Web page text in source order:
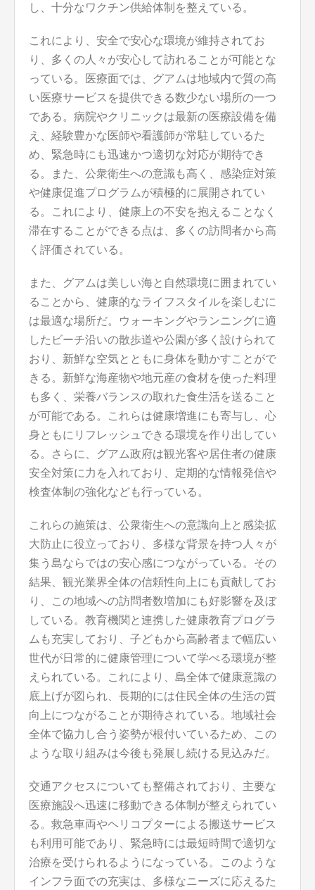
し、十分なワクチン供給体制を整えている。
これにより、安全で安心な環境が維持されてお
り、多くの人々が安心して訪れることが可能とな
っている。医療面では、グアムは地域内で質の高
い医療サービスを提供できる数少ない場所の一つ
である。病院やクリニックは最新の医療設備を備
え、経験豊かな医師や看護師が常駐しているた
め、緊急時にも迅速かつ適切な対応が期待でき
る。また、公衆衛生への意識も高く、感染症対策
や健康促進プログラムが積極的に展開されてい
る。これにより、健康上の不安を抱えることなく
滞在することができる点は、多くの訪問者から高
く評価されている。
また、グアムは美しい海と自然環境に囲まれてい
ることから、健康的なライフスタイルを楽しむに
は最適な場所だ。ウォーキングやランニングに適
したビーチ沿いの散歩道や公園が多く設けられて
おり、新鮮な空気とともに身体を動かすことがで
きる。新鮮な海産物や地元産の食材を使った料理
も多く、栄養バランスの取れた食生活を送ること
が可能である。これらは健康増進にも寄与し、心
身ともにリフレッシュできる環境を作り出してい
る。さらに、グアム政府は観光客や居住者の健康
安全対策に力を入れており、定期的な情報発信や
検査体制の強化なども行っている。
これらの施策は、公衆衛生への意識向上と感染拡
大防止に役立っており、多様な背景を持つ人々が
集う島ならではの安心感につながっている。その
結果、観光業界全体の信頼性向上にも貢献してお
り、この地域への訪問者数増加にも好影響を及ぼ
している。教育機関と連携した健康教育プログラ
ムも充実しており、子どもから高齢者まで幅広い
世代が日常的に健康管理について学べる環境が整
えられている。これにより、島全体で健康意識の
底上げが図られ、長期的には住民全体の生活の質
向上につながることが期待されている。地域社会
全体で協力し合う姿勢が根付いているため、この
ような取り組みは今後も発展し続ける見込みだ。
交通アクセスについても整備されており、主要な
医療施設へ迅速に移動できる体制が整えられてい
る。救急車両やヘリコプターによる搬送サービス
も利用可能であり、緊急時には最短時間で適切な
治療を受けられるようになっている。このような
インフラ面での充実は、多様なニーズに応えるた